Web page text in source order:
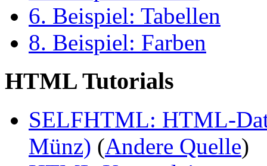
6. Beispiel: Tabellen
8. Beispiel: Farben
HTML Tutorials
SELFHTML: HTML-
Münz) (Andere Quelle)